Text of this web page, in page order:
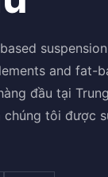
and fat-
đầu tại
chúng tôi được